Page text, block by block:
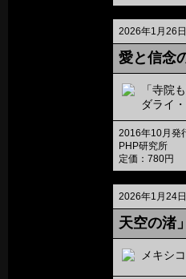
2026年1月26日
愛と信念
「寺院
ダライ
2016年10月
PHP研究所
定価：780円
2026年1月24日
天空の渚」
メキシ